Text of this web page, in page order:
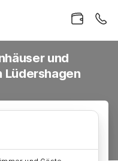
und
Lüdershagen